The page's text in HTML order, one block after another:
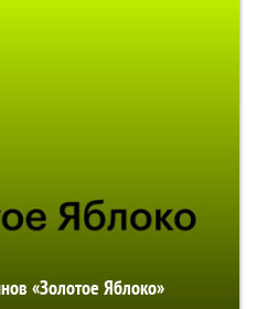
«Золотое Яблоко»